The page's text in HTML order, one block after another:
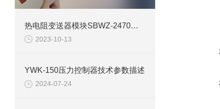
热电阻变送器模块SBWZ-2470功能介绍
2023-10-13
YWK-150压力控制器技术参数描述
2024-07-24